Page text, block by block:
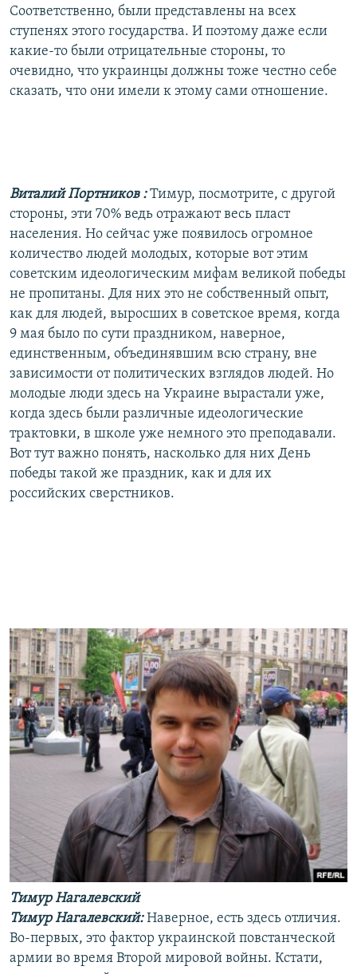
Соответственно, были представлены на всех
ступенях этого государства. И поэтому даже если
какие-то были отрицательные стороны, то
очевидно, что украинцы должны тоже честно себе
сказать, что они имели к этому сами отношение.
Виталий Портников : Тимур, посмотрите, с другой
стороны, эти 70% ведь отражают весь пласт
населения. Но сейчас уже появилось огромное
количество людей молодых, которые вот этим
советским идеологическим мифам великой победы
не пропитаны. Для них это не собственный опыт,
как для людей, выросших в советское время, когда
9 мая было по сути праздником, наверное,
единственным, объединявшим всю страну, вне
зависимости от политических взглядов людей. Но
молодые люди здесь на Украине вырастали уже,
когда здесь были различные идеологические
трактовки, в школе уже немного это преподавали.
Вот тут важно понять, насколько для них День
победы такой же праздник, как и для их
российских сверстников.
Тимур Нагалевский
Тимур Нагалевский: Наверное, есть здесь отличия.
Во-первых, это фактор украинской повстанческой
армии во время Второй мировой войны. Кстати,